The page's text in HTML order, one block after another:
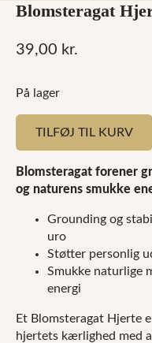
Blomsteragat
39,00 kr.
På lager
TILFØJ TIL KURV
Blomsteragat forener
og naturens smukke
Grounding og
uro
Støtter personlig
Smukke naturlige
energi
Et Blomsteragat Hjerte
hjertets kærlighed med